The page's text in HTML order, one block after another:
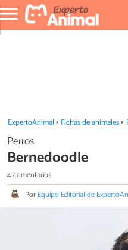
ExpertoAnimal Fichas de animales
Perros
Bernedoodle
4 comentarios
PorEquipo Editorial de